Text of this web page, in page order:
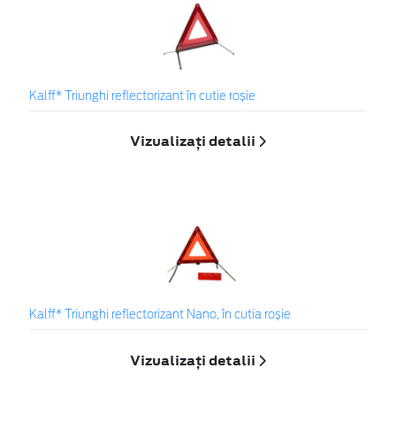
Kalff* Triunghi reflectorizant în cutie roșie
Vizualizați detalii
Kalff* Triunghi reflectorizant Nano, în cutia roșie
Vizualizați detalii